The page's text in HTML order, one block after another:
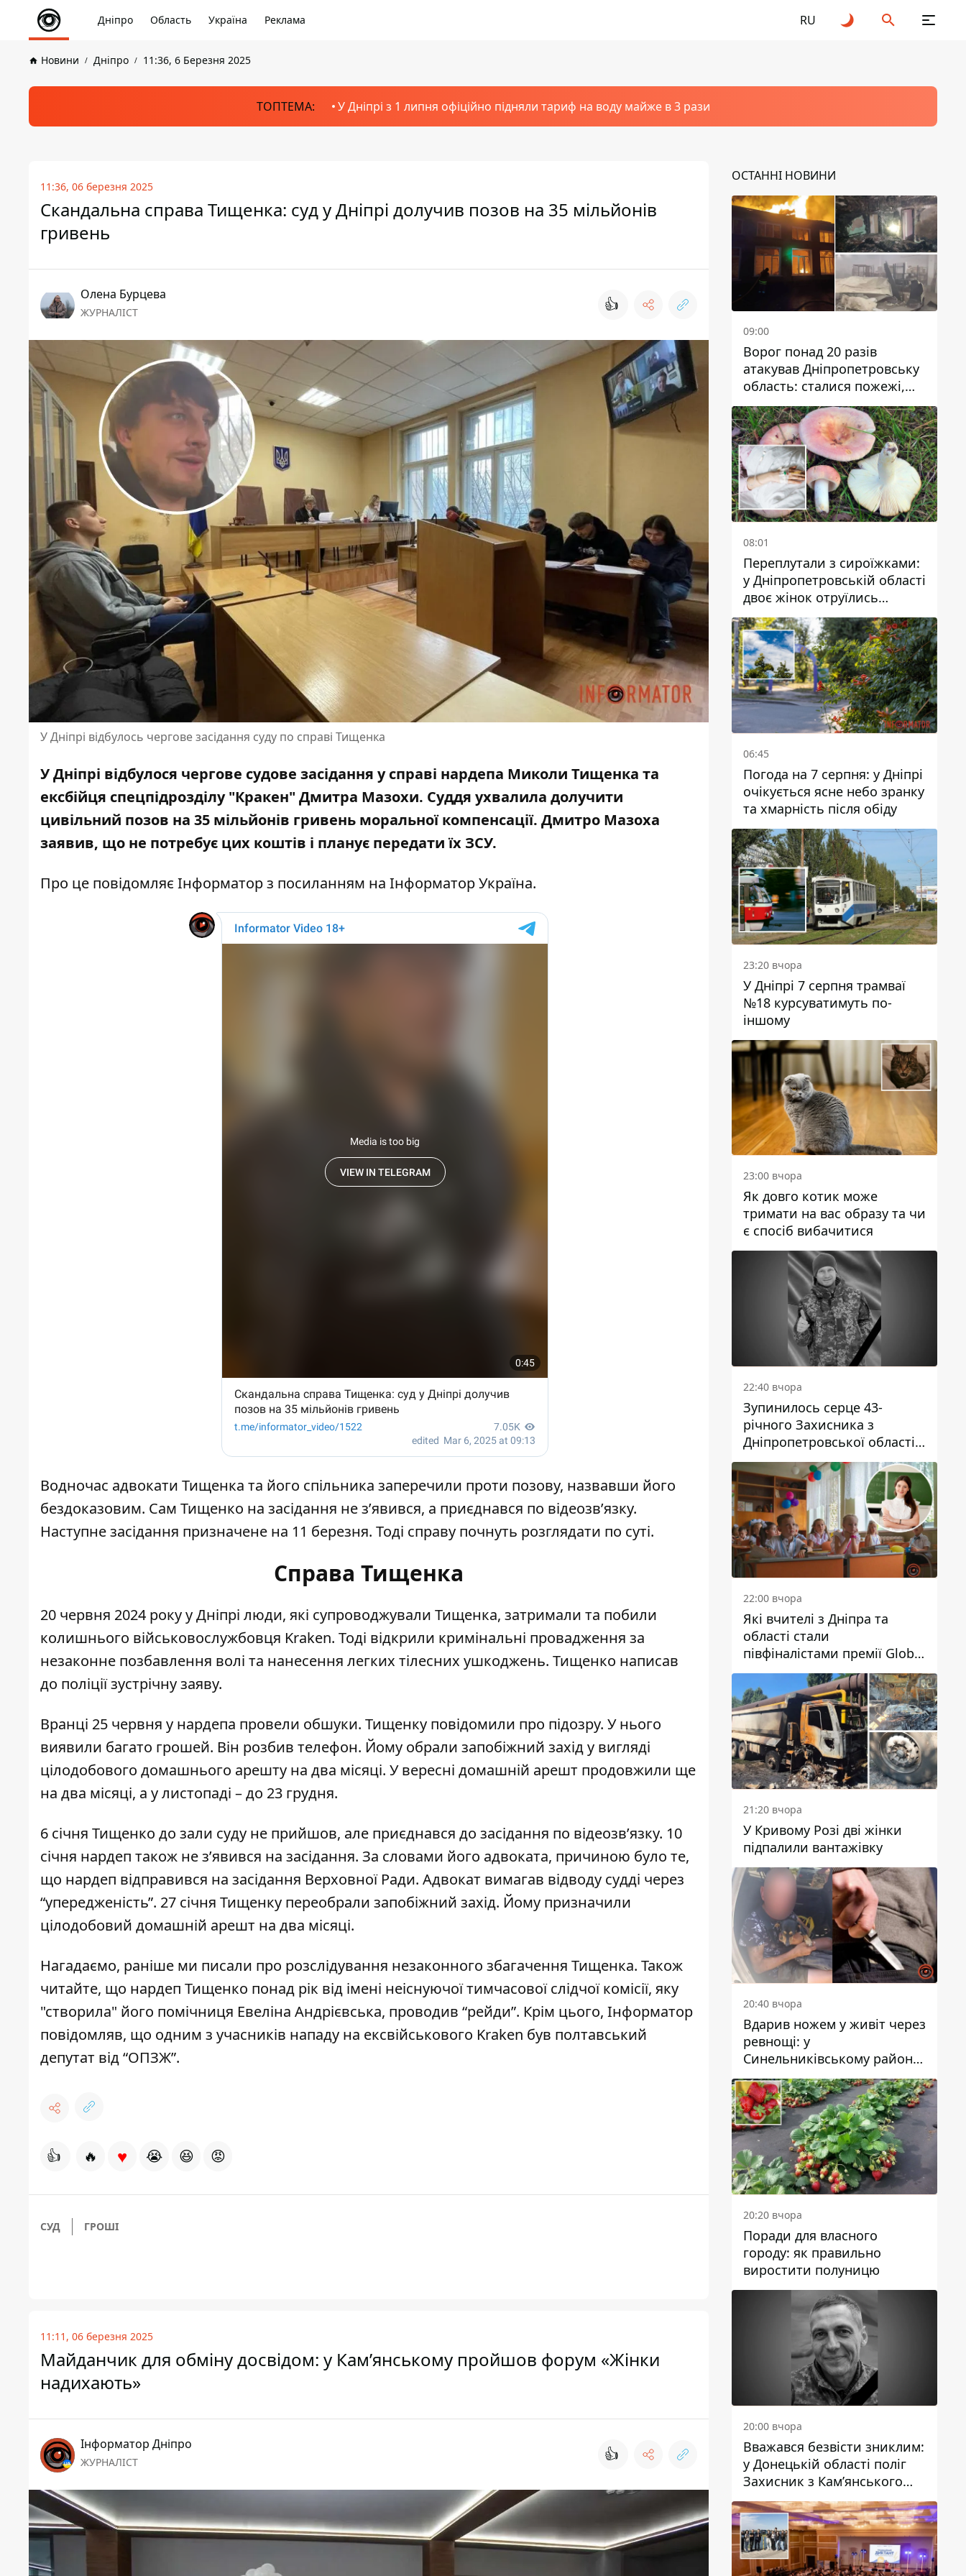
Дніпро Область Україна Реклама RU
Новини Дніпро 11:36, 6 Березня 2025
ТОПТЕМА: У Дніпрі з 1 липня офіційно підняли тариф на воду майже в 3 рази
11:36, 06 березня 2025
Скандальна справа Тищенка: суд у Дніпрі долучив позов на 35 мільйонів
гривень
Олена Бурцева
ЖУРНАЛІСТ 👍
У Дніпрі відбулось чергове засідання суду по справі Тищенка
У Дніпрі відбулося чергове судове засідання у справі нардепа Миколи Тищенка та
ексбійця спецпідрозділу "Кракен" Дмитра Мазохи. Суддя ухвалила долучити
цивільний позов на 35 мільйонів гривень моральної компенсації. Дмитро Мазоха
заявив, що не потребує цих коштів і планує передати їх ЗСУ.
Про це повідомляє Інформатор з посиланням на Інформатор Україна.
Водночас адвокати Тищенка та його спільника заперечили проти позову, назвавши його
бездоказовим. Сам Тищенко на засідання не з’явився, а приєднався по відеозв’язку.
Наступне засідання призначене на 11 березня. Тоді справу почнуть розглядати по суті.
Справа Тищенка
20 червня 2024 року у Дніпрі люди, які супроводжували Тищенка, затримали та побили
колишнього військовослужбовця Kraken. Тоді відкрили кримінальні провадження за
незаконне позбавлення волі та нанесення легких тілесних ушкоджень. Тищенко написав
до поліціїзустрічну заяву.
Вранці 25 червня у нардепа провели обшуки. Тищенку повідомили про підозру. У нього
виявили багато грошей. Він розбив телефон. Йому обрали запобіжний захід у вигляді
цілодобового домашнього арешту на два місяці. У вересні домашній арешт продовжили ще
на два місяці, а у листопаді – до 23 грудня.
6 січня Тищенко до зали суду не прийшов, але приєднався до засідання по відеозв’язку. 10
січня нардеп також не з’явився на засідання. За словами його адвоката, причиною було те,
що нардеп відправився на засідання Верховної Ради. Адвокат вимагав відводу судді через
“упередженість”. 27 січня Тищенку переобрали запобіжний захід. Йому призначили
цілодобовий домашній арешт на два місяці.
Нагадаємо, раніше ми писали про розслідування незаконного збагачення Тищенка. Також
читайте, що нардеп Тищенко понад рік від імені неіснуючої тимчасової слідчої комісії, яку
"створила" його помічниця Евеліна Андрієвська, проводив “рейди”. Крім цього, Інформатор
повідомляв, що одним з учасників нападу на ексвійськового Kraken був полтавський
депутат від “ОПЗЖ”.
👍 🔥 ♥ 😭 😆 😡
СУД ГРОШІ
11:11, 06 березня 2025
Майданчик для обміну досвідом: у Кам’янському пройшов форум «Жінки
надихають»
Інформатор Дніпро
ЖУРНАЛІСТ 👍
ОСТАННІ НОВИНИ
09:00
Ворог понад 20 разів
атакував Дніпропетровську
область: сталися пожежі,
постраждали будинки,
інфраструктура та авто
08:01
Переплутали з сироїжками:
у Дніпропетровській області
двоє жінок отруїлись
грибами
06:45
Погода на 7 серпня: у Дніпрі
очікується ясне небо зранку
та хмарність після обіду
23:20 вчора
У Дніпрі 7 серпня трамваї
№18 курсуватимуть по-
іншому
23:00 вчора
Як довго котик може
тримати на вас образу та чи
є спосіб вибачитися
22:40 вчора
Зупинилось серце 43-
річного Захисника з
Дніпропетровської області
Євгена Зінченка
22:00 вчора
Які вчителі з Дніпра та
області стали
півфіналістами премії Global
Teacher Prize Ukraine 2026
21:20 вчора
У Кривому Розі дві жінки
підпалили вантажівку
20:40 вчора
Вдарив ножем у живіт через
ревнощі: у
Синельниківському районі
затримали 49-річного
чоловіка за вбивство
20:20 вчора
Поради для власного
городу: як правильно
виростити полуницю
20:00 вчора
Вважався безвісти зниклим:
у Донецькій області поліг
Захисник з Кам’янського
Антон Красовський